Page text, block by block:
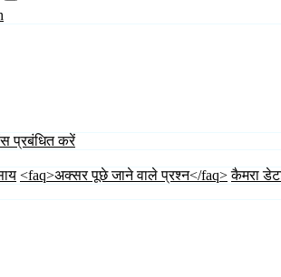
प्रबंधित करें
<faq>अक्सर पूछे जाने वाले प्रश्न</faq> कैमरा